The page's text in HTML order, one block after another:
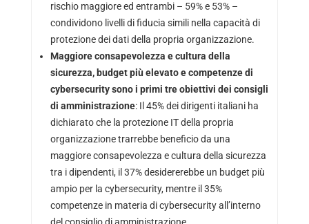
rischio maggiore ed entrambi – 59% e 53% –
condividono livelli di fiducia simili nella capacità di
protezione dei dati della propria organizzazione.
Maggiore consapevolezza e cultura della
sicurezza, budget più elevato e competenze di
cybersecurity sono i primi tre obiettivi dei consigli
di amministrazione: Il 45% dei dirigenti italiani ha
dichiarato che la protezione IT della propria
organizzazione trarrebbe beneficio da una
maggiore consapevolezza e cultura della sicurezza
tra i dipendenti, il 37% desidererebbe un budget più
ampio per la cybersecurity, mentre il 35%
competenze in materia di cybersecurity all’interno